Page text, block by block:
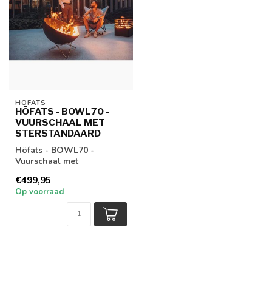
HÖFATS
HÖFATS - BOWL70 -
VUURSCHAAL MET
STERSTANDAARD
Höfats - BOWL70 -
Vuurschaal met
€499,95
Op voorraad